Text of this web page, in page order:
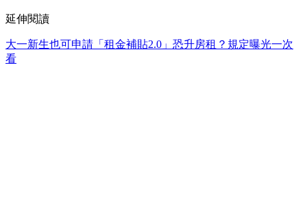
延伸閱讀
大一新生也可申請「租金補貼2.0」恐升房租？規定曝光一次
看